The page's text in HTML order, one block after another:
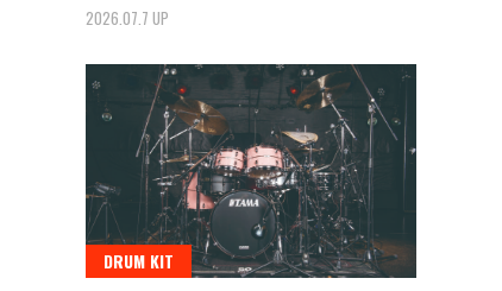
2026.07.7 UP
DRUM KIT